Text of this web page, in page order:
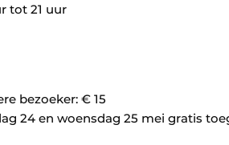
tot 21 uur
bezoeker: € 15
24 en woensdag 25 mei gratis